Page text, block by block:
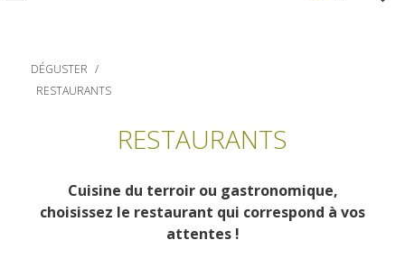
Belcastel, village et château
Bournazel, village et château
Randonnée
pédestre
Gîtes et locations
DÉGUSTER
RESTAURANTS
RESTAURANTS
Cuisine du terroir ou gastronomique,
choisissez le restaurant qui correspond à vos
attentes !